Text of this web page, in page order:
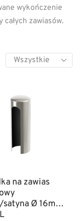
wykończenie
zawiasów.
na zawias
Ø 16mm